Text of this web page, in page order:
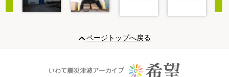
20
ページトップへ戻る